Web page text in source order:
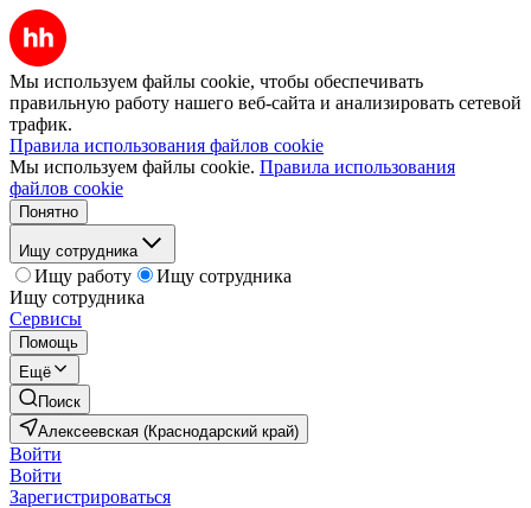
Мы используем файлы cookie, чтобы обеспечивать
правильную работу нашего веб-сайта и анализировать сетевой
трафик.
Правила использования файлов cookie
Мы используем файлы cookie. Правила использования
файлов cookie
Понятно
Ищу сотрудника
Ищу работу
Ищу сотрудника
Ищу сотрудника
Сервисы
Помощь
Ещё
Поиск
Алексеевская (Краснодарский край)
Войти
Войти
Зарегистрироваться